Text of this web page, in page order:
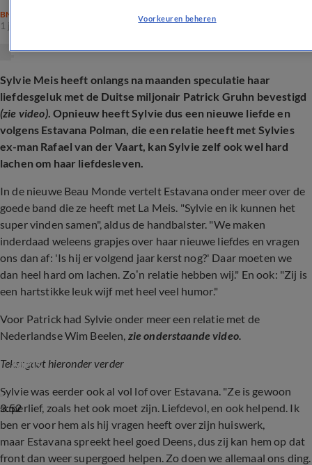
BN'ERS
1 juli 2025, 16:47
Sylvie Meis heeft onlangs na maanden speculatie haar
liefdesgeluk met de Duitse miljonair Patrick Gruhn bevestigd
(zie video). Opnieuw heeft Sylvie dus een nieuwe liefde en
volgens Estavana Polman, die een relatie heeft met Sylvies
ex-man Rafael van der Vaart, kan Sylvie zelf ook wel hard
lachen om haar liefdesleven.
In de nieuwe Beau Monde vertelt Estavana onder meer over de
goede band die ze heeft met La Meis. "Sylvie en ik kunnen het
super vinden samen", aldus de handbalster. "We maken
inderdaad weleens grapjes over haar nieuwe liefdes en vragen
ons dan af: 'Is hij er volgend jaar kerst nog?' Daar moeten we
dan heel hard om lachen. Zo’n relatie hebben wij." En ook: "Zij is
een hartstikke leuk wijf met heel veel humor."
Voor Patrick had Sylvie onder meer een relatie met de
Nederlandse Wim Beelen, zie onderstaande video.
Tekst gaat hieronder verder
3:52
Estavana Polman over nieuwe liefde Sylvie
Meis
Sylvie was eerder ook al vol lof over Estavana. "Ze is gewoon
superlief, zoals het ook moet zijn. Liefdevol, en ook helpend. Ik
ben er voor hem als hij vragen heeft over zijn huiswerk,
maar Estavana spreekt heel goed Deens, dus zij kan hem op dat
front dan weer supergoed helpen. Zo doen we allemaal ons ding.
Voorkeuren beheren